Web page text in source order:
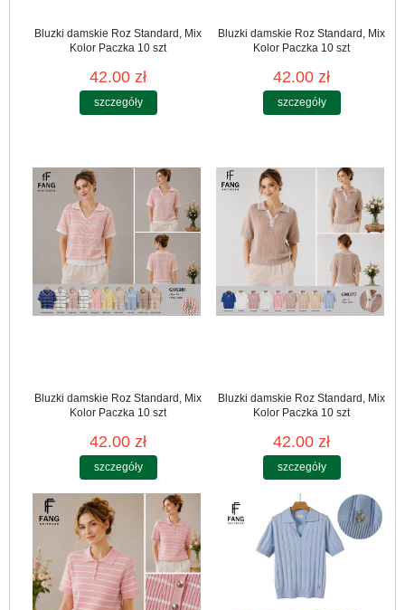
Bluzki damskie Roz Standard, Mix
Kolor Paczka 10 szt
42.00 zł
szczegóły
Bluzki damskie Roz Standard, Mix
Kolor Paczka 10 szt
42.00 zł
szczegóły
Bluzki damskie Roz Standard, Mix
Kolor Paczka 10 szt
42.00 zł
szczegóły
Bluzki damskie Roz Standard, Mix
Kolor Paczka 10 szt
42.00 zł
szczegóły